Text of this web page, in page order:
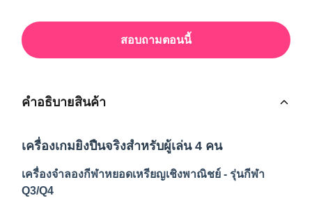
สอบถามตอนนี้
คําอธิบายสินค้า
เครื่องเกมยิงปืนจริงสำหรับผู้เล่น 4 คน
เครื่องจำลองกีฬาหยอดเหรียญเชิงพาณิชย์ - รุ่นกีฬา
Q3/Q4